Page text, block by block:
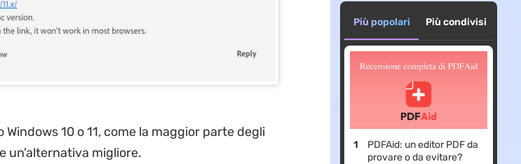
10 o 11, come la maggior parte degli
un'alternativa migliore.
Più popolari Più condivisi
PDFAid: un editor PDF da
provare o da evitare?